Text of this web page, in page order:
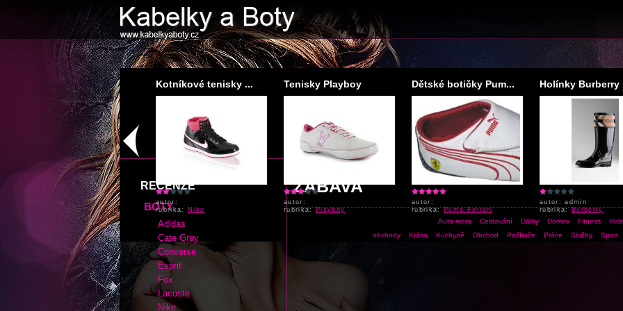
Boty Esprit vintag...
autor: admin
Kotníkové tenisky ...
autor:
rubrika: Nike
Tenisky Playboy
autor:
rubrika:Playboy
Dětské botičky Pum...
autor:
rubrika:Puma Ferrari
Holínky Burberry
autor: admin
rubrika:Burberry
ZÁBAVA
Auto-moto Cestování Dárky Domov Fitness
obchody
Krása Kuchyně Obchod Počítače Práce Služby Sport
RECENZE
BOTY
Adidas
Cate Gray
Converse
Esprit
Fox
Lacoste
Nike